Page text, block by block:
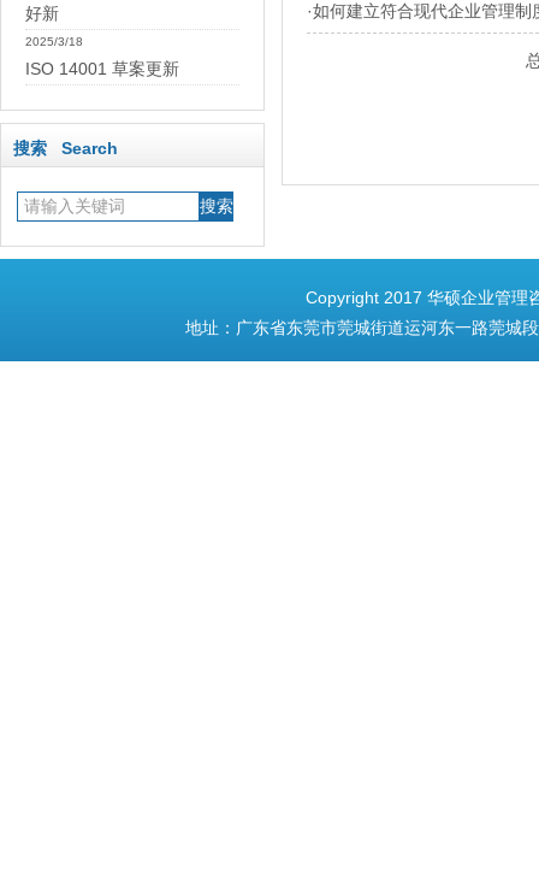
好新
2025/3/18
ISO 14001 草案更新
搜索 Search
·如何建立符合现代企业管理制
Copyright 2017 华硕企业管理
地址：广东省东莞市莞城街道运河东一路莞